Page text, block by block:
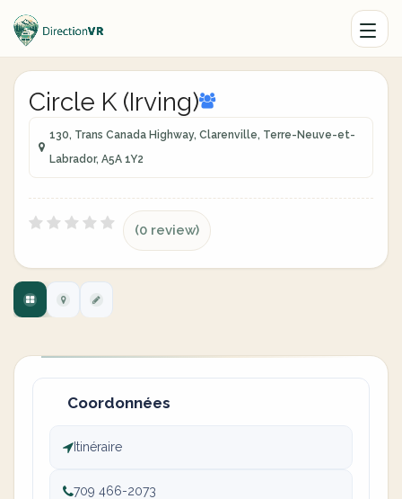
Circle K (Irving)
130, Trans Canada Highway, Clarenville, Terre-Neuve-et-
Labrador, A5A 1Y2
(0 review)
Coordonnées
Itinéraire
709 466-2073